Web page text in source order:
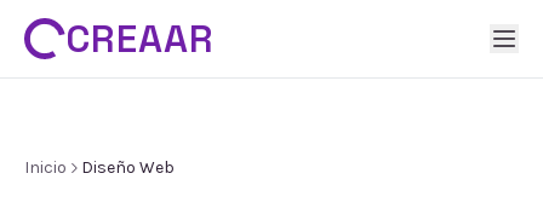
CREAAR
Inicio Diseño Web